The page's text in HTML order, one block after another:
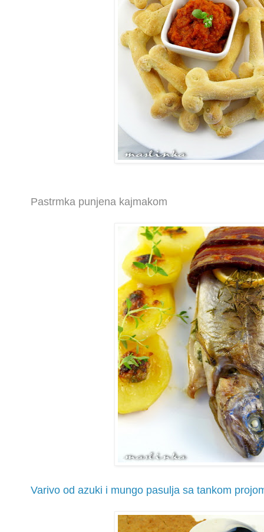
Pastrmka punjena kajmakom
Varivo od azuki i mungo pasulja sa tankom